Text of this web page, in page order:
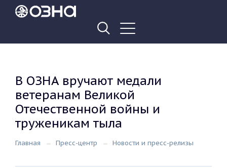
В ОЗНА вручают медали
ветеранам Великой
Отечественной войны и
труженикам тыла
Главная Пресс-центр Новости и пресс-релизы